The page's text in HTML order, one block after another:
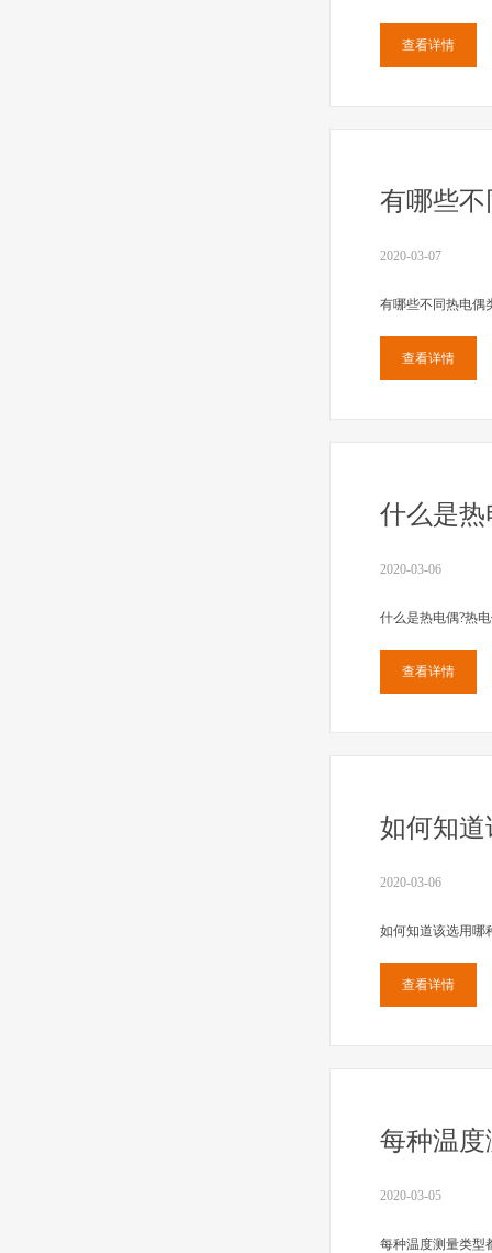
查看详情
有哪些不
2020-03-07
有哪些不同热电偶
查看详情
什么是热
2020-03-06
什么是热电偶?热
查看详情
如何知道
2020-03-06
如何知道该选用哪
查看详情
每种温
2020-03-05
每种温度测量类型